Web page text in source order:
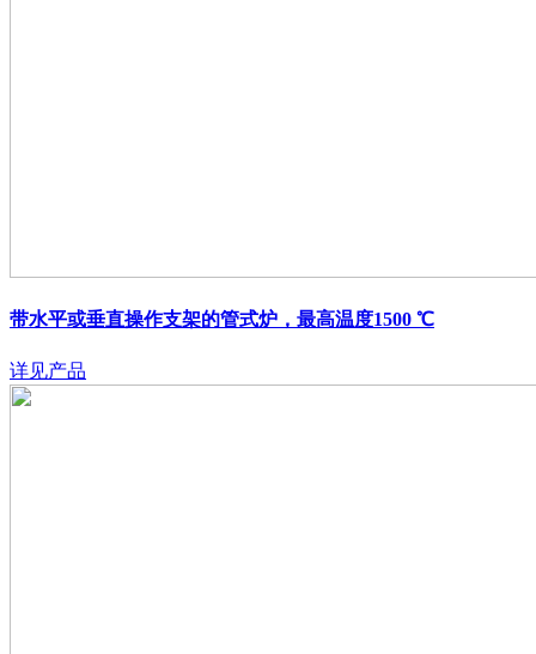
带水平或垂直操作支架的管式炉，最高温度1500 ℃
详见产品